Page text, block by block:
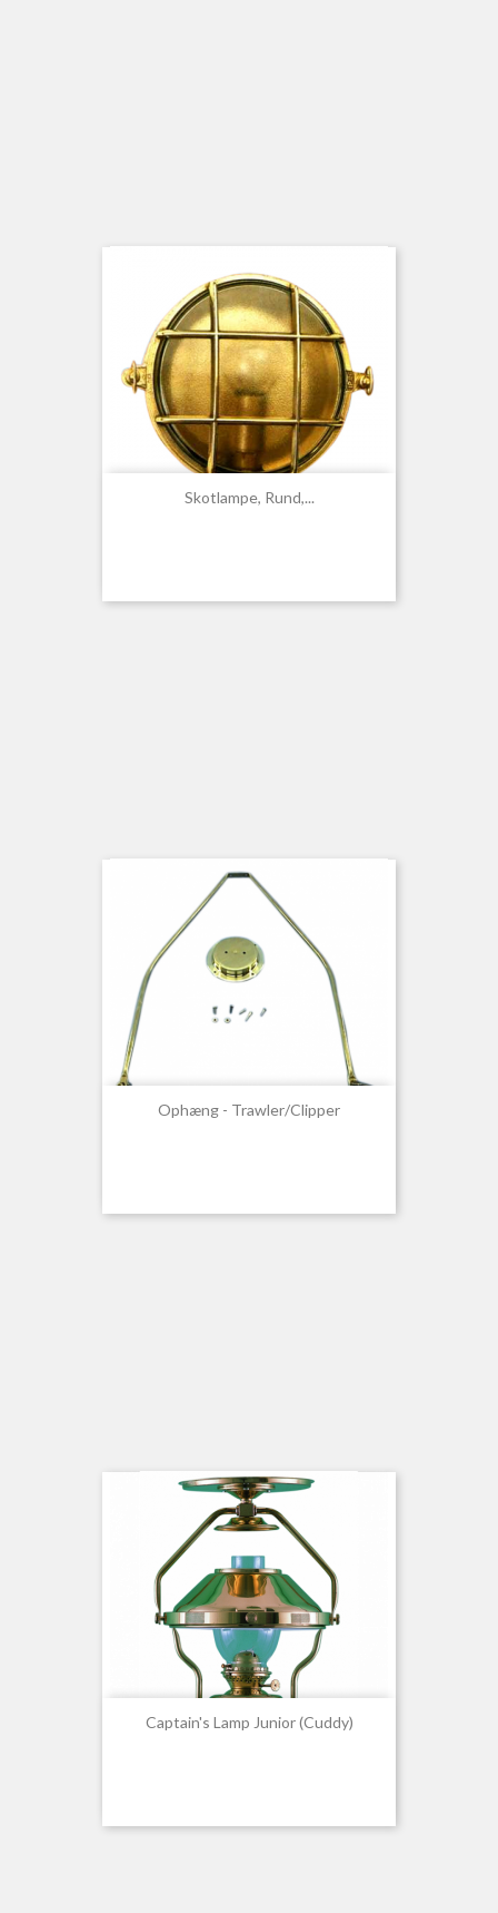
Skotlampe, Rund,...
Ophæng - Trawler/Clipper
Captain's Lamp Junior (Cuddy)